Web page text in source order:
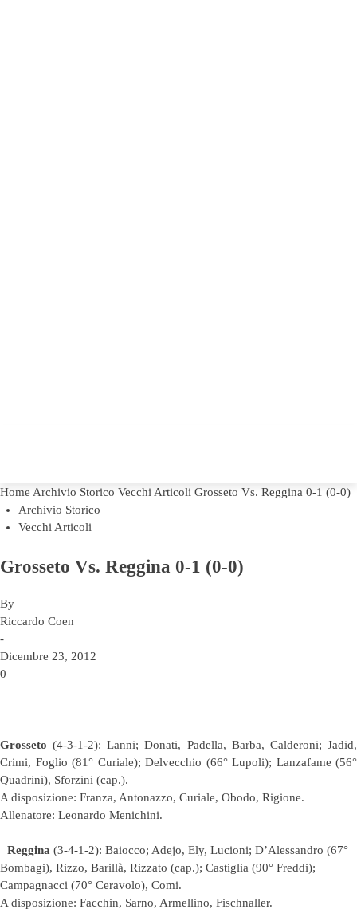
Home Archivio Storico Vecchi Articoli Grosseto Vs. Reggina 0-1 (0-0)
Archivio Storico
Vecchi Articoli
Grosseto Vs. Reggina 0-1 (0-0)
By
Riccardo Coen
-
Dicembre 23, 2012
0
Grosseto (4-3-1-2): Lanni; Donati, Padella, Barba, Calderoni; Jadid,
Crimi, Foglio (81° Curiale); Delvecchio (66° Lupoli); Lanzafame (56°
Quadrini), Sforzini (cap.).
A disposizione: Franza, Antonazzo, Curiale, Obodo, Rigione.
Allenatore: Leonardo Menichini.
Reggina (3-4-1-2): Baiocco; Adejo, Ely, Lucioni; D’Alessandro (67°
Bombagi), Rizzo, Barillà, Rizzato (cap.); Castiglia (90° Freddi);
Campagnacci (70° Ceravolo), Comi.
A disposizione: Facchin, Sarno, Armellino, Fischnaller.